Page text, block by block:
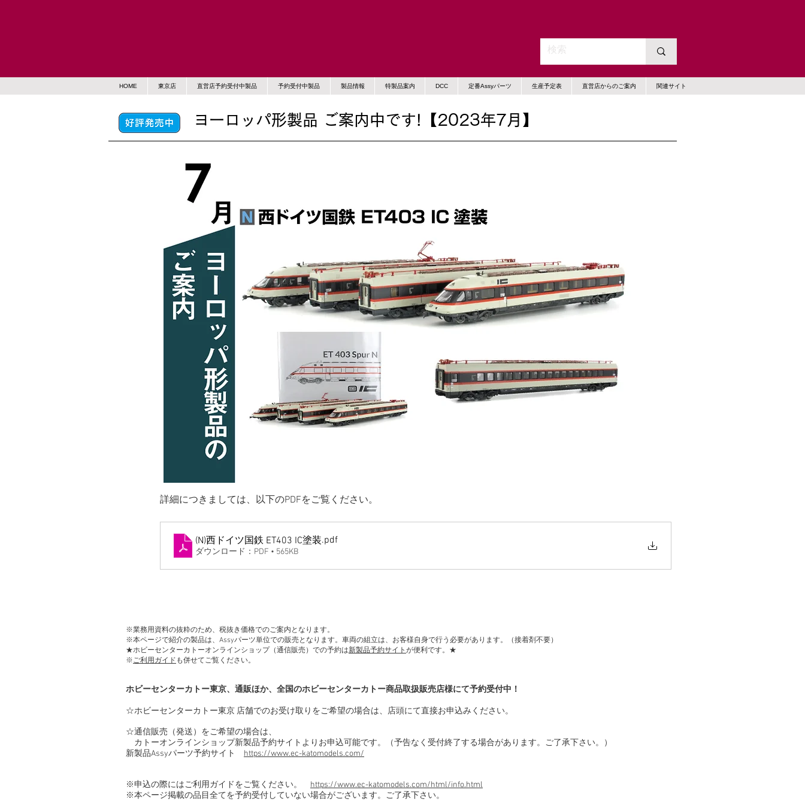
HOME 東京店 直営店予約受付中製品 予約受付中製品 製品情報 特製品案内 DCC 定番Assyパーツ 生産予定表 直営店からのご案内 関連サイト
ヨーロッパ形製品 ご案内中です!【2023年7月】
詳細につきましては、以下のPDFをご覧ください。
(N)西ドイツ国鉄 ET403 IC塗装.pdf
ダウンロード：PDF • 565KB
※業務用資料の抜粋のため、税抜き価格でのご案内となります。
※本ページで紹介の製品は、Assyパーツ単位での販売となります。車両の組立は、お客様自身で行う必要があります。（接着剤不要）
★ホビーセンターカトーオンラインショップ（通信販売）での予約は新製品予約サイト が便利です。★
※ご利用ガイド も併せてご覧ください。
ホビーセンターカトー東京、通販ほか、全国のホビーセンターカトー商品取扱販売店様にて予約受付中！
☆ホビーセンターカトー東京 店舗でのお受け取りをご希望の場合は、店頭にて直接お申込みください。
☆通信販売（発送）をご希望の場合は、
カトーオンラインショップ新製品予約サイトよりお申込可能です。（予告なく受付終了する場合があります。ご了承下さい。）
新製品Assyパーツ予約サイト https://www.ec-katomodels.com/
※申込の際にはご利用ガイドをご覧ください。 https://www.ec-katomodels.com/html/info.html
※本ページ掲載の品目全てを予約受付していない場合がございます。ご了承下さい。